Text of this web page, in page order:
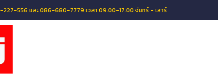
227-556 และ 086-680-7779 เวลา 09.00-17.00 จันทร์ - เสาร์